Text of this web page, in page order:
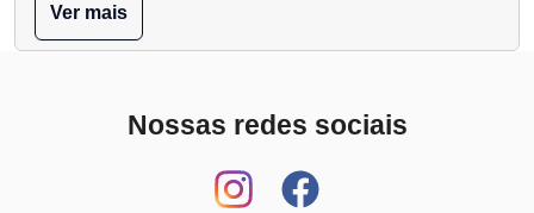
Ver mais
Nossas redes sociais